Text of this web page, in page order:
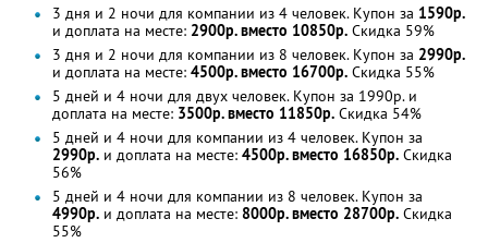
3 дня и 2 ночи для компании из 4 человек. Купон за 1590р.
и доплата на месте: 2900р. вместо 10850р. Скидка 59%
3 дня и 2 ночи для компании из 8 человек. Купон за 2990р.
и доплата на месте: 4500р. вместо 16700р. Скидка 55%
5 дней и 4 ночи для двух человек. Купон за 1990р. и
доплата на месте: 3500р. вместо 11850р. Скидка 54%
5 дней и 4 ночи для компании из 4 человек. Купон за
2990р. и доплата на месте: 4500р. вместо 16850р. Скидка
56%
5 дней и 4 ночи для компании из 8 человек. Купон за
4990р. и доплата на месте: 8000р. вместо 28700р. Скидка
55%